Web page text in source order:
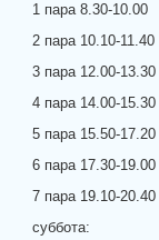
1 пара 8.30-10.00
2 пара 10.10-11.40
3 пара 12.00-13.30
4 пара 14.00-15.30
5 пара 15.50-17.20
6 пара 17.30-19.00
7 пара 19.10-20.40
суббота: